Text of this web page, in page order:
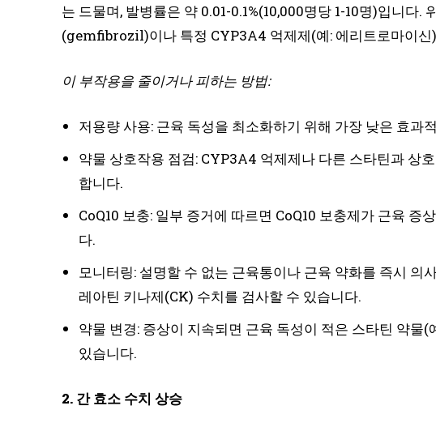
는 드물며, 발병률은 약 0.01-0.1%(10,000명당 1-10명)입니다
(gemfibrozil)이나 특정 CYP3A4 억제제(예: 에리트로마이신
이 부작용을 줄이거나 피하는 방법:
저용량 사용: 근육 독성을 최소화하기 위해 가장 낮은 효과
약물 상호작용 점검: CYP3A4 억제제나 다른 스타틴과 상
합니다.
CoQ10 보충: 일부 증거에 따르면 CoQ10 보충제가 근육 증
다.
모니터링: 설명할 수 없는 근육통이나 근육 약화를 즉시 의
레아틴 키나제(CK) 수치를 검사할 수 있습니다.
약물 변경: 증상이 지속되면 근육 독성이 적은 스타틴 약물
있습니다.
2. 간 효소 수치 상승